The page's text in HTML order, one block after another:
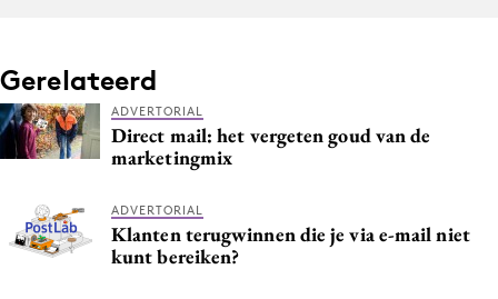
Gerelateerd
ADVERTORIAL
Direct mail: het vergeten goud van de
marketingmix
ADVERTORIAL
Klanten terugwinnen die je via e-mail niet
kunt bereiken?